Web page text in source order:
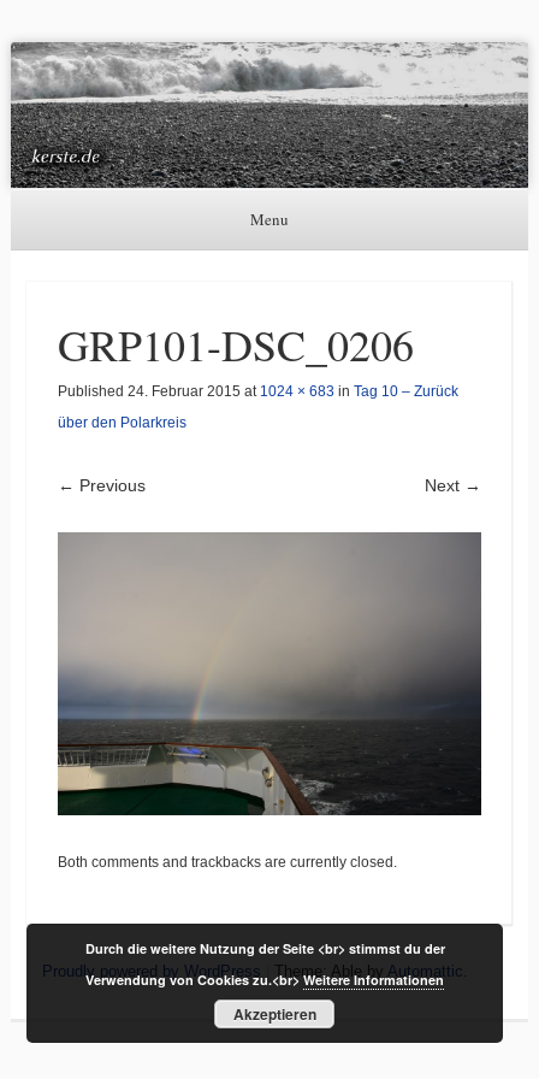
Kerste.de
Astronomie, Nordlichter und mehr
Menu
GRP101-DSC_0206
Published 24. Februar 2015 at 1024 × 683 in Tag 10 – Zurück
über den Polarkreis
← Previous Next →
Both comments and trackbacks are currently closed.
Proudly powered by WordPress Theme: Able by Automattic
Durch die weitere Nutzung der Seite <br> stimmst du der
Verwendung von Cookies zu.<br>Weitere Informationen
Akzeptieren